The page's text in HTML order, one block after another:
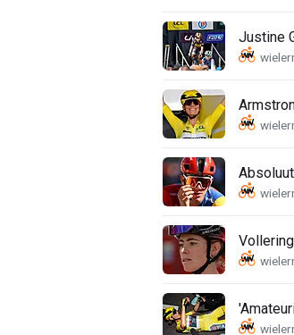
Justine